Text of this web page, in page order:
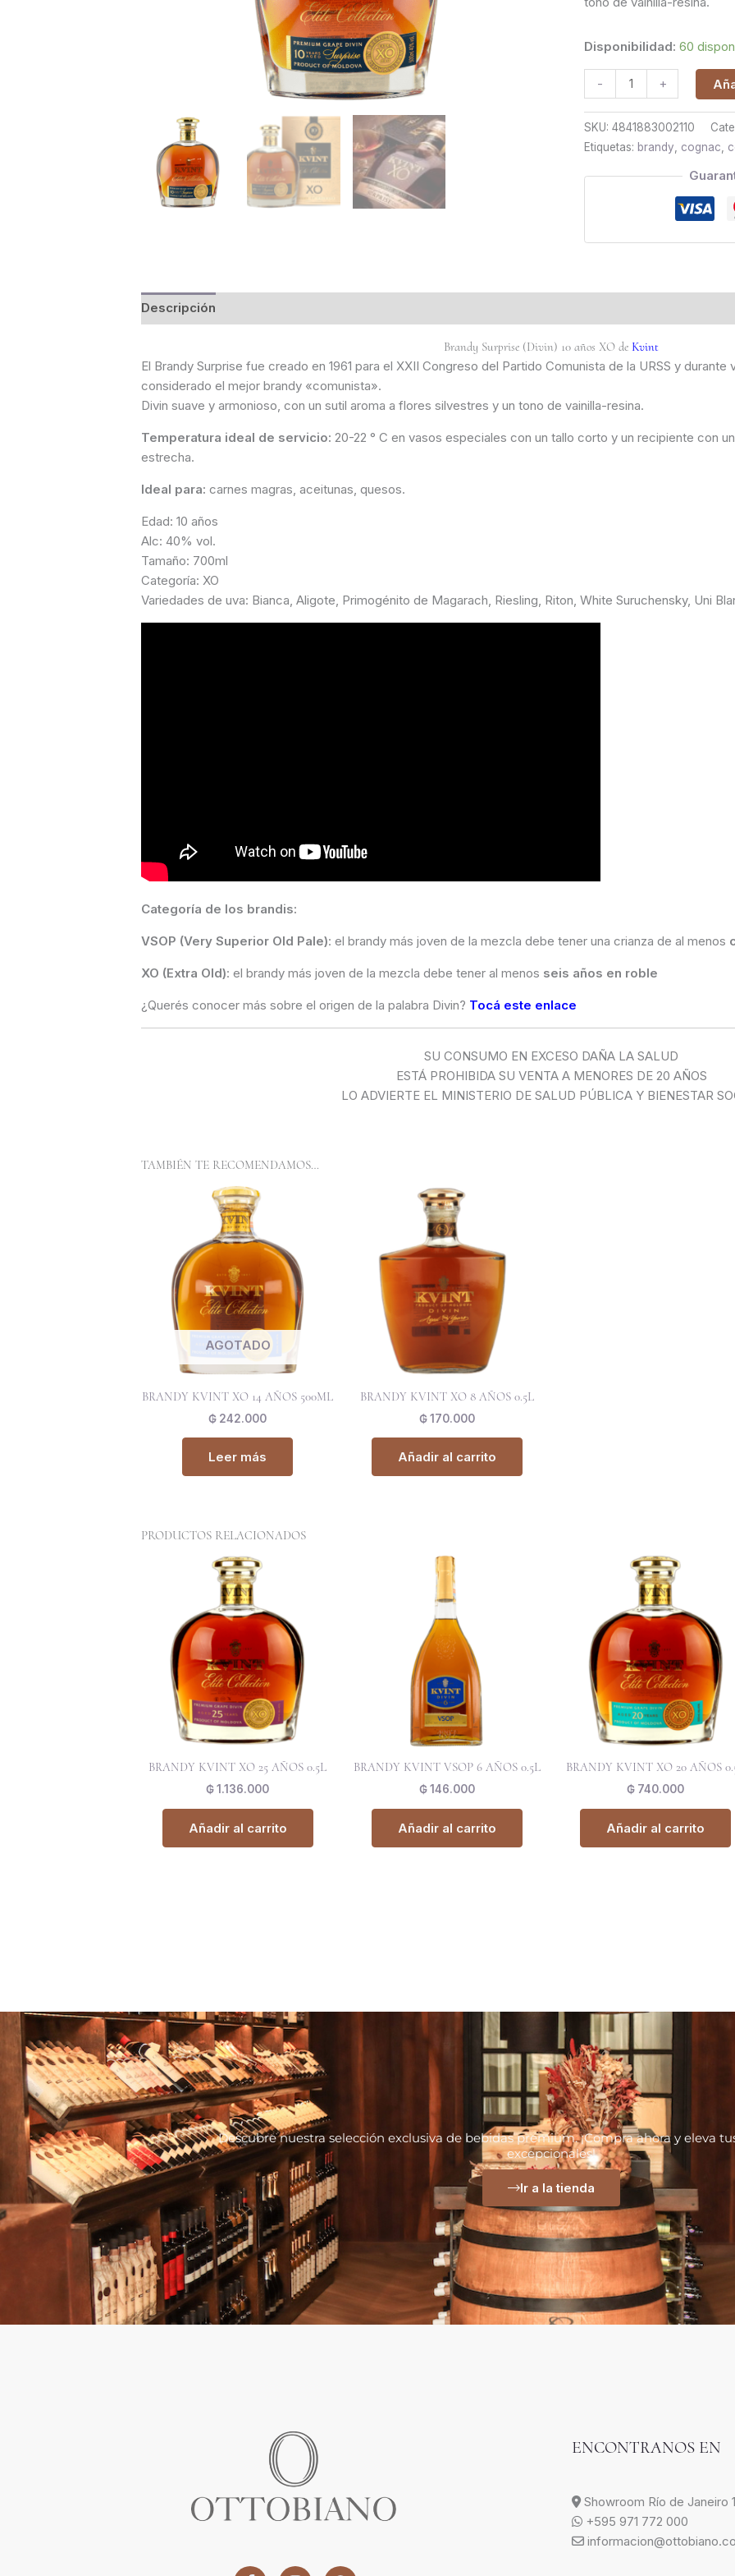
Disponibilidad: 60
- +
SKU: 4841883002110
Etiquetas: brandy, cognac,
Descripción
Brandy Surprise (Divin) 10 años XO de Kvint
El Brandy Surprise fue creado en 1961 para el XXII Congreso del Partido Comunista de la URSS y
considerado el mejor brandy «comunista».
Divin suave y armonioso, con un sutil aroma a flores silvestres y un tono de vainilla-resina.
Temperatura ideal de servicio: 20-22 ° С en vasos especiales con un tallo corto y un recipiente con
estrecha.
Ideal para: carnes magras, aceitunas, quesos.
Edad: 10 años
Alc: 40% vol.
Tamaño: 700ml
Categoría: XO
Variedades de uva: Bianca, Aligote, Primogénito de Magarach, Riesling, Riton, White Suruchensky, Uni
Categoría de los brandis:
VSOP (Very Superior Old Pale): el brandy más joven de la mezcla debe tener una crianza de al menos
XO (Extra Old): el brandy más joven de la mezcla debe tener al menos seis años en roble
¿Querés conocer más sobre el origen de la palabra Divin? Tocá este enlace
SU CONSUMO EN EXCESO DAÑA LA SALUD
ESTÁ PROHIBIDA SU VENTA A MENORES DE 20 AÑOS
LO ADVIERTE EL MINISTERIO DE SALUD PÚBLICA Y BIENESTAR
TAMBIÉN TE RECOMENDAMOS…
AGOTADO
BRANDY KVINT XO 14 AÑOS 500ML
₲ 242.000
Leer más
BRANDY KVINT XO 8 AÑOS 0.5L
₲170.000
Añadir al carrito
PRODUCTOS RELACIONADOS
BRANDY KVINT XO 25 AÑOS 0.5L
₲1.136.000
Añadir al carrito
BRANDY KVINT VSOP 6 AÑOS 0.5L
₲146.000
Añadir al carrito
BRANDY KVINT XO 20 AÑOS
₲ 740.000
Añadir al carrito
Descubre nuestra selección exclusiva de bebidas premium. ¡Compra ahora y eleva
excepcionales!
Ir a la tienda
ENCONTRANOS EN
Showroom Río de Janeiro
+595 971 772 000